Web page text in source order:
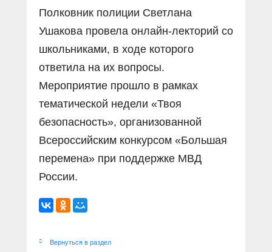
Полковник полиции Светлана
Ушакова провела онлайн-лекторий со
школьниками, в ходе которого
ответила на их вопросы.
Мероприятие прошло в рамках
тематической недели «Твоя
безопасность», организованной
Всероссийским конкурсом «Большая
перемена» при поддержке МВД
России.
Вернуться в раздел